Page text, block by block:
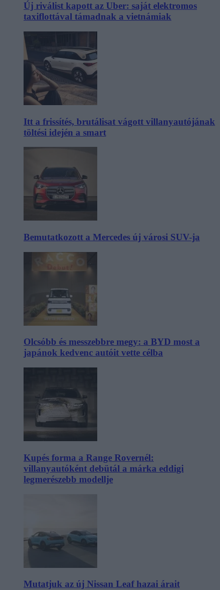
Új riválist kapott az Uber: saját elektromos
taxiflottával támadnak a vietnámiak
Itt a frissítés, brutálisat vágott villanyautójának
töltési idején a smart
Bemutatkozott a Mercedes új városi SUV-ja
Olcsóbb és messzebbre megy: a BYD most a
japánok kedvenc autóit vette célba
Kupés forma a Range Rovernél:
villanyautóként debütál a márka eddigi
legmerészebb modellje
Mutatjuk az új Nissan Leaf hazai árait